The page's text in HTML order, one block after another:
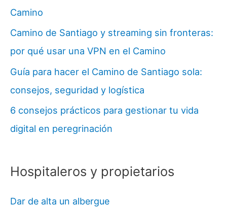
Camino
Camino de Santiago y streaming sin fronteras:
por qué usar una VPN en el Camino
Guía para hacer el Camino de Santiago sola:
consejos, seguridad y logística
6 consejos prácticos para gestionar tu vida
digital en peregrinación
Hospitaleros y propietarios
Dar de alta un albergue